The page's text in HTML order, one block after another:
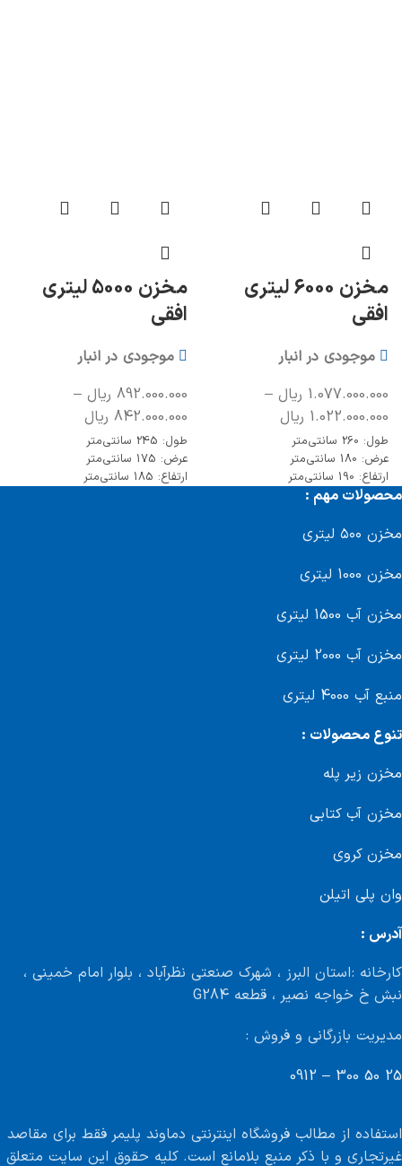
مخزن 6000 لیتری
افقی
موجودی در انبار
1.077.000.000 ریال –
1.022.000.000 ریال
طول: 260 سانتی‌متر
عرض: 180 سانتی‌متر
ارتفاع: 190 سانتی‌متر
مخزن 5000 لیتری
افقی
موجودی در انبار
892.000.000 ریال –
842.000.000 ریال
طول: 245 سانتی‌متر
عرض: 175 سانتی‌متر
ارتفاع: 185 سانتی‌متر
محصولات مهم :
مخزن ۵۰۰ لیتری
مخزن 1000 لیتری
مخزن آب 1500 لیتری
مخزن آب 2000 لیتری
منبع آب 4000 لیتری
تنوع محصولات :
مخزن زیر پله
مخزن آب کتابی
مخزن کروی
وان پلی اتیلن
آدرس :
کارخانه : استان البرز ، شهرک صنعتی نظرآباد ، بلوار امام خمینی ،
نبش خ خواجه نصیر ، قطعه G284
مدیریت بازرگانی و فروش :
25 50 300 – 0912
استفاده از مطالب فروشگاه اینترنتی دماوند پلیمر فقط برای مقاصد
غیرتجاری و با ذکر منبع بلامانع است. کلیه حقوق این سایت متعلق